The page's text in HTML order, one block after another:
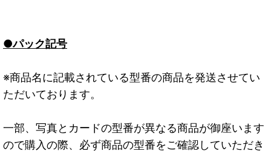
●パック記号
※商品名に記載されている型番の商品を発送させてい
ただいております。
一部、写真とカードの型番が異なる商品が御座います
ので購入の際、必ず商品の型番をご確認していただき